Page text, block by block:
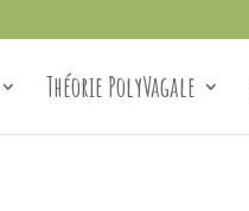
Théorie PolyVagale